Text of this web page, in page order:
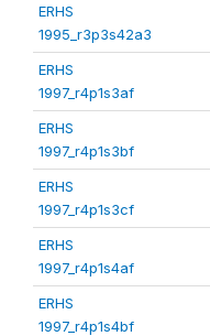
ERHS
1995_r3p3s42a3
ERHS
1997_r4p1s3af
ERHS
1997_r4p1s3bf
ERHS
1997_r4p1s3cf
ERHS
1997_r4p1s4af
ERHS
1997_r4p1s4bf